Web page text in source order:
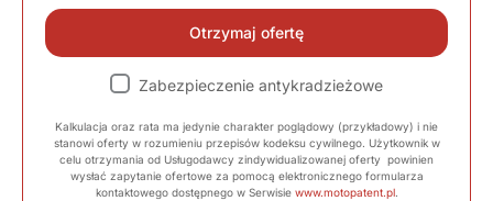
Otrzymaj ofertę
Zabezpieczenie antykradzieżowe
Kalkulacja oraz rata ma jedynie charakter poglądowy (przykładowy) i nie
stanowi oferty w rozumieniu przepisów kodeksu cywilnego. Użytkownik w
celu otrzymania od Usługodawcy zindywidualizowanej oferty powinien
wysłać zapytanie ofertowe za pomocą elektronicznego formularza
kontaktowego dostępnego w Serwisie www.motopatent.pl.